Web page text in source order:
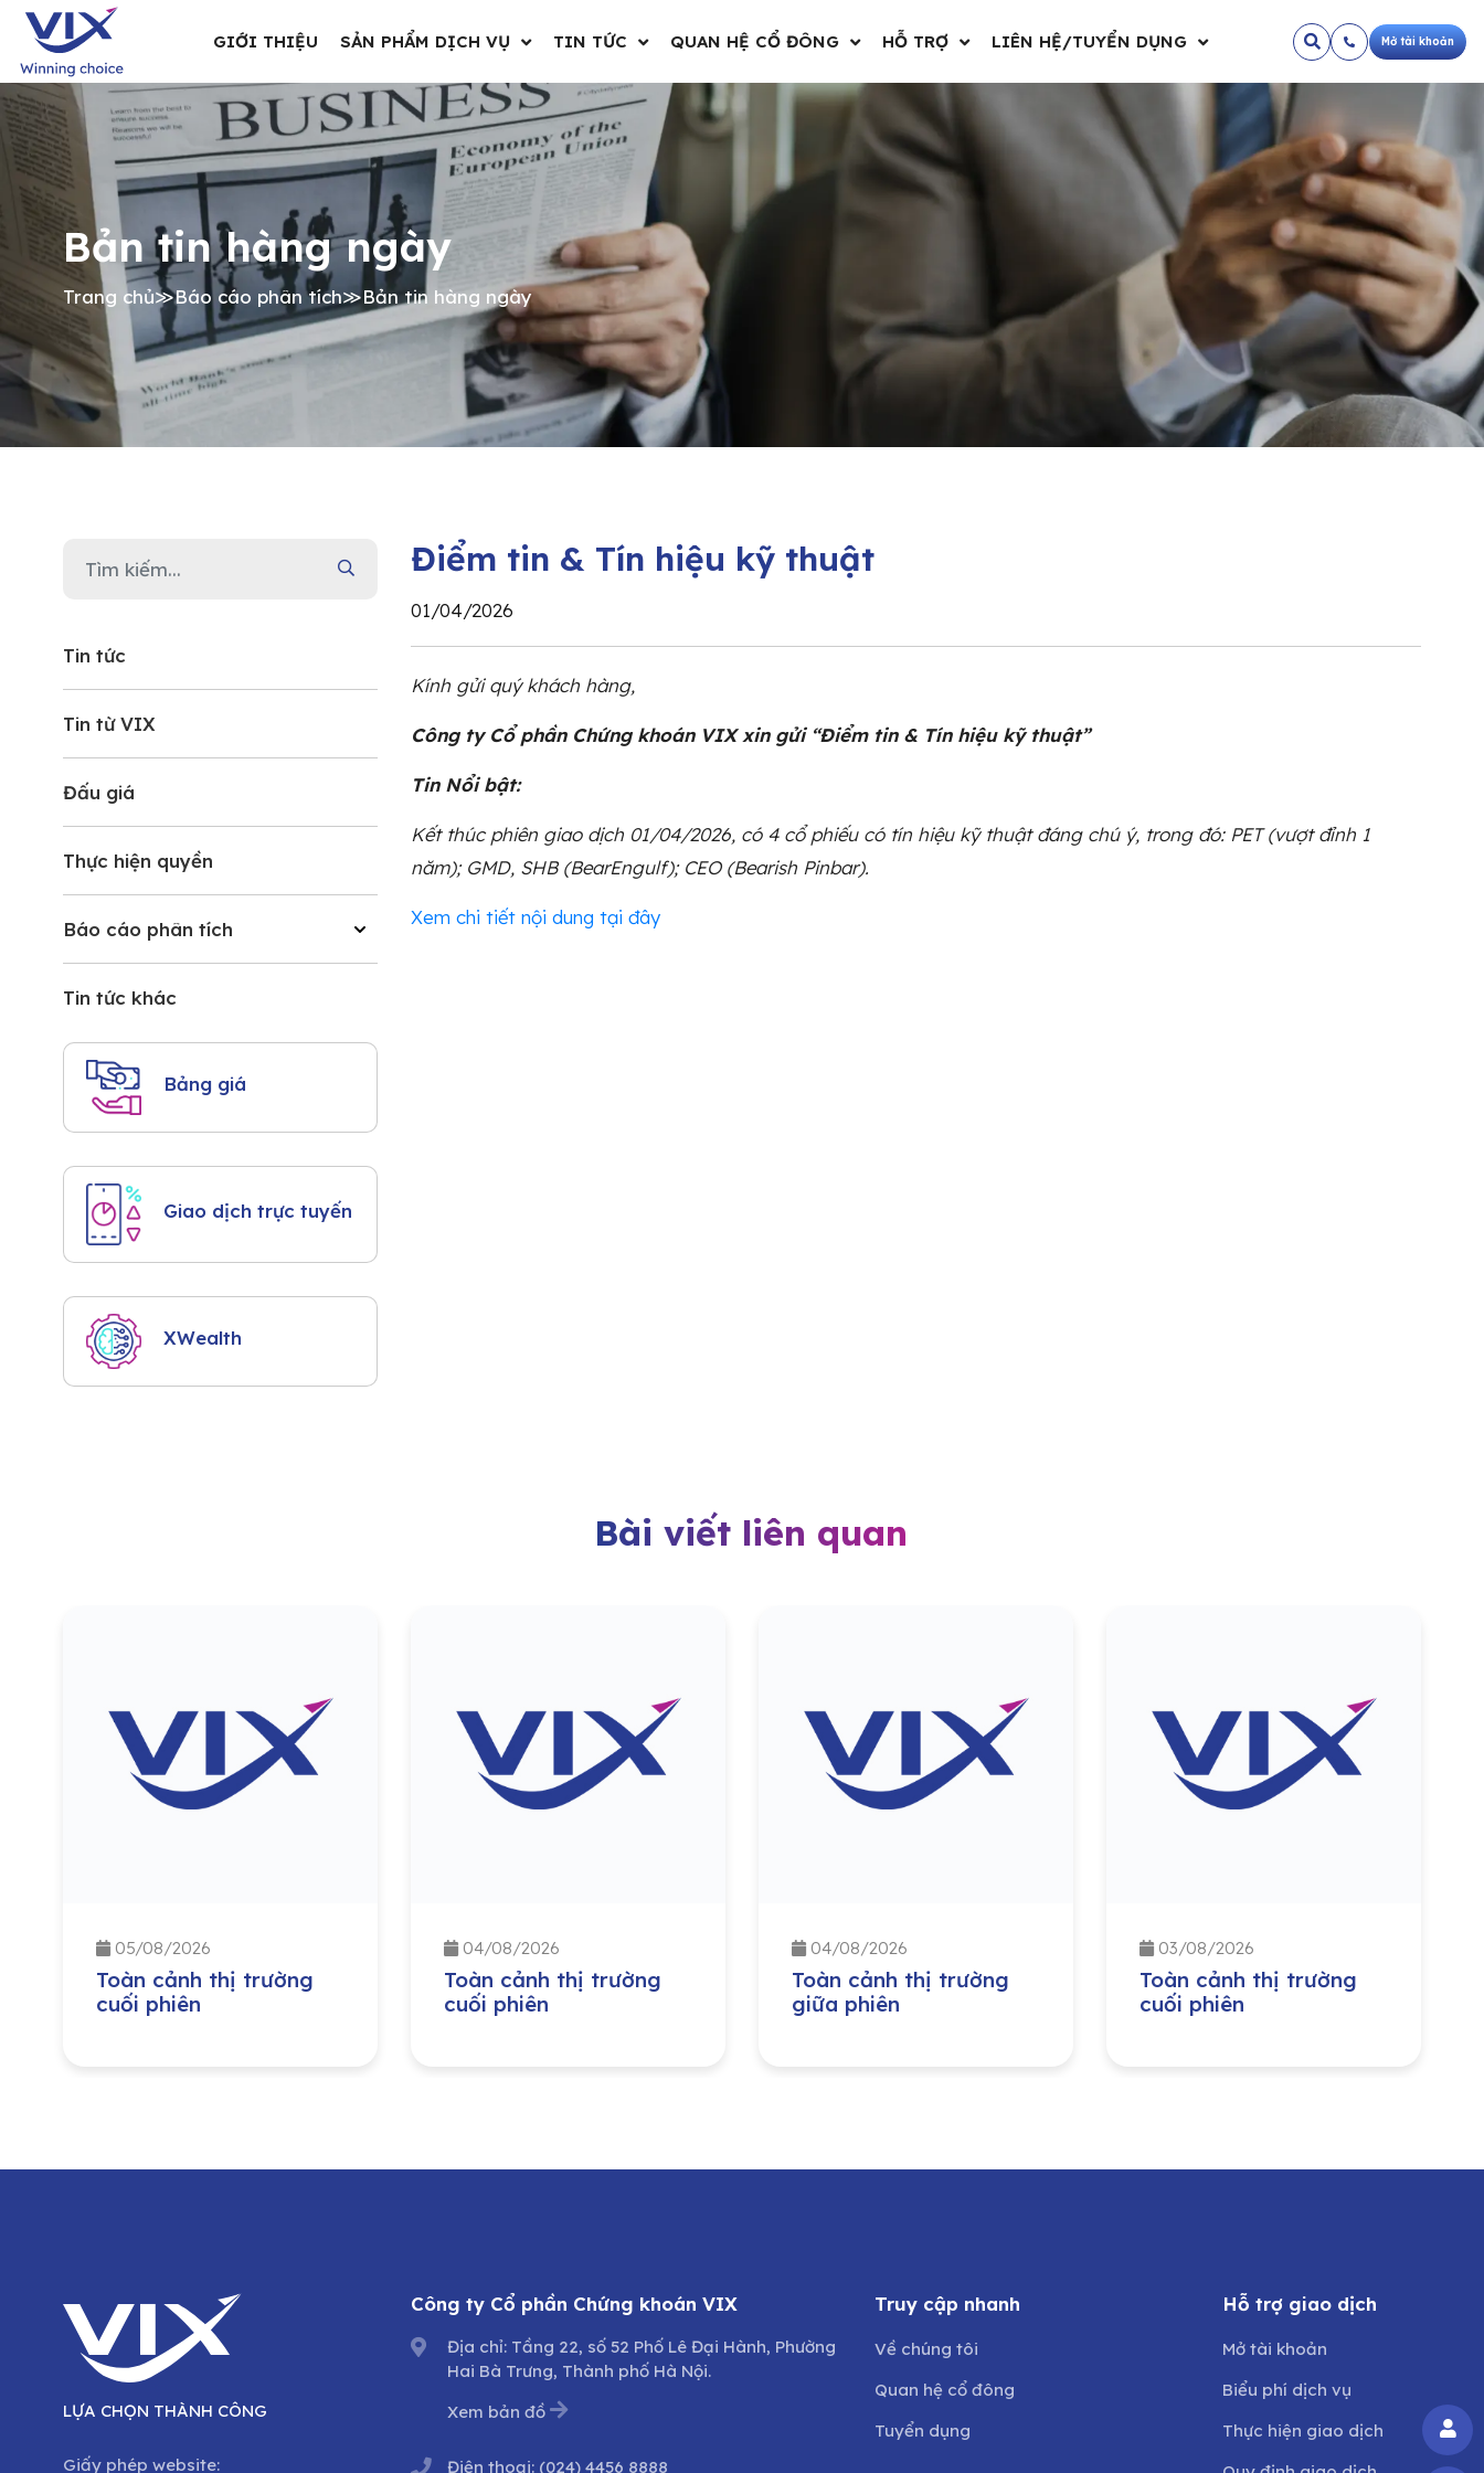
GIỚI THIỆU SẢN PHẨM DỊCH VỤ TIN TỨC QUAN HỆ CỔ ĐÔNG HỖ TRỢ LIÊN HỆ/TUYỂN DỤNG Mở tài khoản
Bản tin hàng ngày
Trang chủ≫Báo cáo phân tích≫Bản tin hàng ngày
Tin tức
Tin từ VIX
Đấu giá
Thực hiện quyền
Báo cáo phân tích
Tin tức khác
Bảng giá
Giao dịch trực tuyến
XWealth
Điểm tin & Tín hiệu kỹ thuật
01/04/2026
Kính gửi quý khách hàng,
Công ty Cổ phần Chứng khoán VIX xin gửi “Điểm tin & Tín hiệu kỹ thuật”
Tin Nổi bật:
Kết thúc phiên giao dịch 01/04/2026, có 4 cổ phiếu có tín hiệu kỹ thuật đáng chú ý, trong đó: PET (vượt đỉnh 1
năm); GMD, SHB (BearEngulf); CEO (Bearish Pinbar).
Xem chi tiết nội dung tại đây
Bài viết liên quan
05/08/2026
Toàn cảnh thị trường
cuối phiên
04/08/2026
Toàn cảnh thị trường
cuối phiên
04/08/2026
Toàn cảnh thị trường
giữa phiên
03/08/2026
Toàn cảnh thị trường
cuối phiên
LỰA CHỌN THÀNH CÔNG
Giấy phép website:
Công ty Cổ phần Chứng khoán VIX
Địa chỉ: Tầng 22, số 52 Phố Lê Đại Hành, Phường
Hai Bà Trưng, Thành phố Hà Nội.
Xem bản đồ
Điện thoại: (024) 4456 8888
Truy cập nhanh
Về chúng tôi
Quan hệ cổ đông
Tuyển dụng
Hỗ trợ giao dịch
Mở tài khoản
Biểu phí dịch vụ
Thực hiện giao dịch